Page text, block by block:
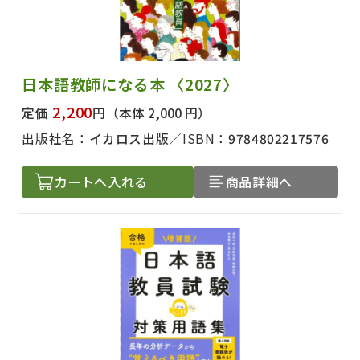
日本語教師になる本 〈2027〉
定価 2,200円 （本体 2,000 円）
出版社名： イカロス出版 ISBN：9784802217576
カートへ入れる 商品詳細へ